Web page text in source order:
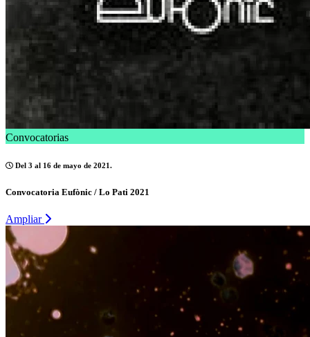
Convocatorias
Del 3 al 16 de mayo de 2021.
Convocatoria Eufònic / Lo Pati 2021
Ampliar